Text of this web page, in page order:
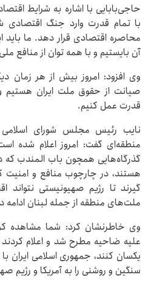
حاجی‌بابایی با اشاره به شرایط
با تمام قدرت وارد جنگ
محاصره اقتصادی قرار دهد. ما باید
آن بایستیم و با همه توان از منافع
وی افزود: امروز بیش از هر زمان
صیانت از حقوق ملت ایران هستیم
قدرت عمل کنیم.
نایب رئیس مجلس شورای اسلامی
منطقه‌ای گفت: امروز اعلام شده
گذرگاه‌هایی همچون باب المندب
هستند، در چارچوب منافع و امنیت
گیرند تا رژیم صهیونیستی نتواند
ملت‌های منطقه از جمله لبنان ادامه
وی خاطرنشان کرد: شما مشاهده
علیه ضاحیه مطرح شد و اعلام
یکسان کنند، جمهوری اسلامی ایران
سنگین و روشنی را به آمریکا و رژیم